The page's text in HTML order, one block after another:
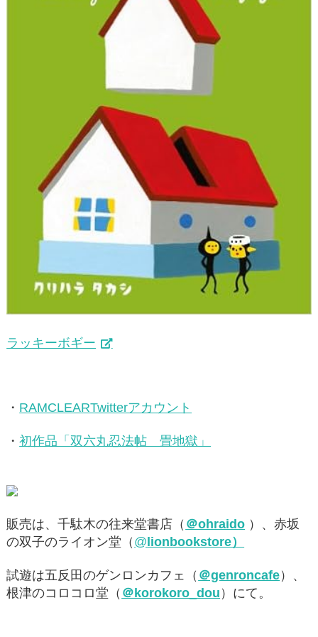
ラッキーボギー
・ RAMCLEARTwitterアカウント
・初作品「双六丸忍法帖 畳地獄」
販売は、千駄木の往来堂書店（ ＠ohraido ）、赤坂
の双子のライオン堂（@lionbookstore）
試遊は五反田のゲンロンカフェ（ ＠genroncafe）、
根津のコロコロ堂（ ＠korokoro_dou）にて。